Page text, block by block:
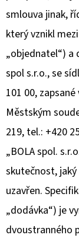
smlouva jinak,
který vznikl
„objednatel“) a
spol s.r.o., se
101 00,
Městským
219, tel.: +420
„BOLA spol.
skutečnost,
uzavřen.
„dodávka“) je
dvoustranného
B
U
J
E
T
E
N
A
J
Í
T
?